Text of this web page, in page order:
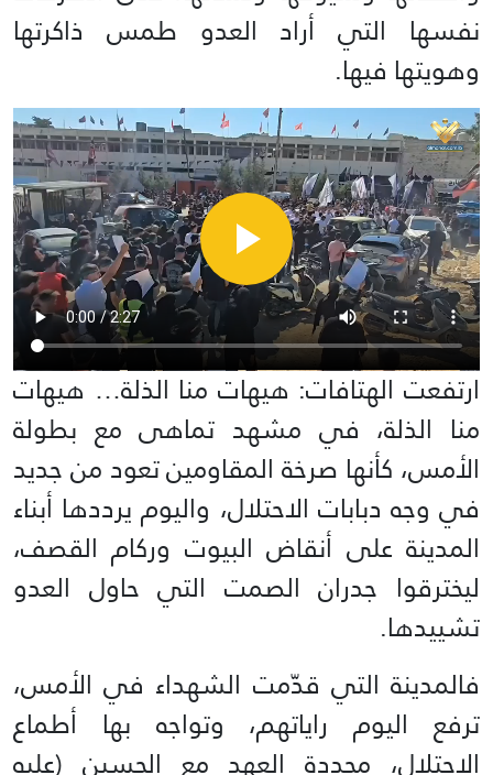
نفسها التي أراد العدو طمس ذاكرتها
وهويتها فيها.
ارتفعت الهتافات: هيهات منا الذلة… هيهات
منا الذلة، في مشهد تماهى مع بطولة
الأمس، كأنها صرخة المقاومين تعود من جديد
في وجه دبابات الاحتلال، واليوم يرددها أبناء
المدينة على أنقاض البيوت وركام القصف،
ليخترقوا جدران الصمت التي حاول العدو
تشييدها.
فالمدينة التي قدّمت الشهداء في الأمس،
ترفع اليوم راياتهم، وتواجه بها أطماع
الاحتلال، مجددة العهد مع الحسين (عليه